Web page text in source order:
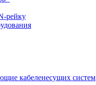
рейку
кабеленесущих систем